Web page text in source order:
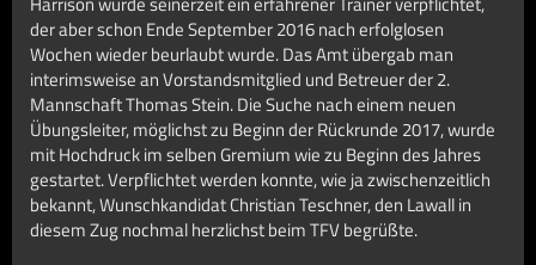
der aber schon Ende September 2016 nach erfolglosen
Wochen wieder beurlaubt wurde. Das Amt übergab man
interimsweise an Vorstandsmitglied und Betreuer der 2.
Mannschaft Thomas Stein. Die Suche nach einem neuen
Übungsleiter, möglichst zu Beginn der Rückrunde 2017, wurde
mit Hochdruck im selben Gremium wie zu Beginn des Jahres
gestartet. Verpflichtet werden konnte, wie ja zwischenzeitlich
bekannt, Wunschkandidat Christian Teschner, den Lawall in
diesem Zug nochmal herzlichst beim TFV begrüßte.